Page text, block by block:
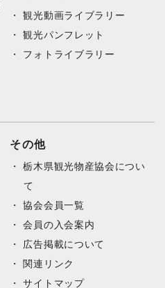
観光動画ライブラリー
観光パンフレット
フォトライブラリー
その他
栃木県観光物産協会につい
て
協会会員一覧
会員の入会案内
広告掲載について
関連リンク
サイトマップ